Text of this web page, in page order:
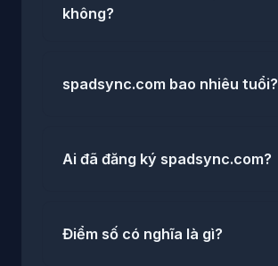
không?
spadsync.com bao nhiêu tuổi?
Ai đã đăng ký spadsync.com?
Điểm số có nghĩa là gì?